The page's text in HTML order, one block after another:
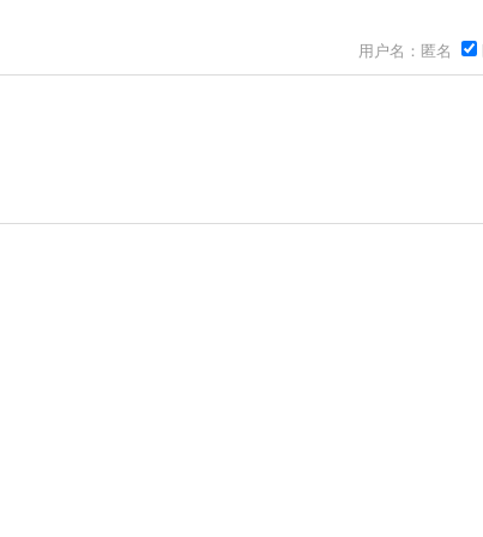
用户名：匿名